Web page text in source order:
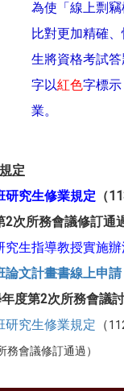
為使「線上剽
比對更加精確
生將資格考試
字以紅色字標
業。
定
研究生修業規定 （
2次所務會議修訂通
究生指導教授實施辦
論文計畫書線上申請
度第2次所務會議討
研究生修業規定 （
務會議修訂通過）